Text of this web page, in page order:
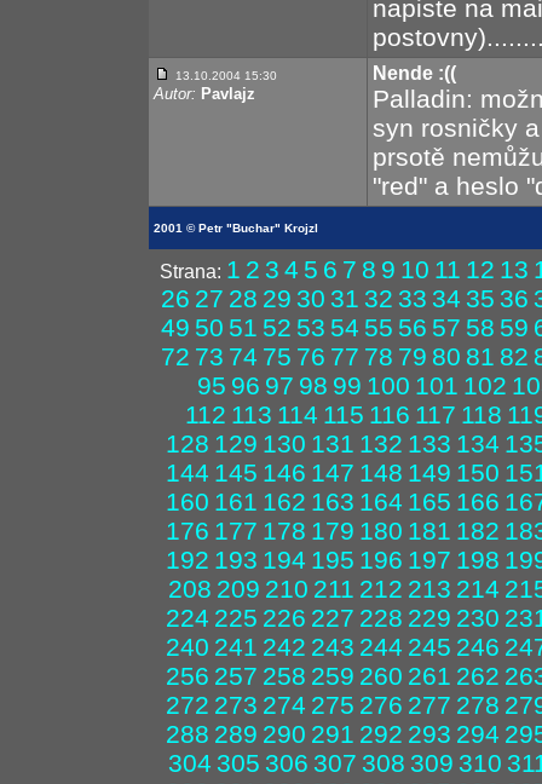
napiste na
13.10.2004 15:30
Autor: Pavlajz
Nende :((
Palladin:
syn rosničky
prsotě
"red" a heslo
2001 © Petr "Buchar" Krojzl
Strana: 1 2 3 4 5 6 7 8 9 10 11 12 13
26 27 28 29 30 31 32 33 34 35 36
49 50 51 52 53 54 55 56 57 58 59
72 73 74 75 76 77 78 79 80 81 82
95 96 97 98 99 100 101 102
112 113 114 115 116 117 118
128 129 130 131 132 133 134
144 145 146 147 148 149 150
160 161 162 163 164 165 166
176 177 178 179 180 181 182
192 193 194 195 196 197 198
208 209 210 211 212 213 214
224 225 226 227 228 229 230
240 241 242 243 244 245 246
256 257 258 259 260 261 262
272 273 274 275 276 277 278
288 289 290 291 292 293 294
304 305 306 307 308 309 310